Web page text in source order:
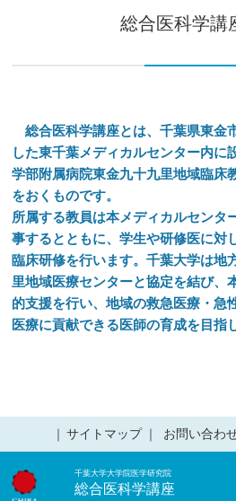
総合医科学講
総合医科学講座とは、千葉県東金
した東千葉メディカルセンター内に
学部附属病院東金九十九里地域臨床
をおくものです。
所属する教員は本メディカルセンタ
事するとともに、学生や研修医に対
臨床研修を行います。千葉大学は地
里地域医療センターと協定を結び、
的支援を行い、地域の救急医療・急
医療に貢献できる医師の育成を目指
サイトマップ お問い合わ
千葉大学大学院医学研究院
総合医科学講座